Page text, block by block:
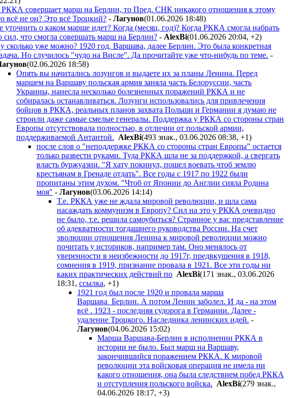
РККА совершает марш на Берлин, то Пред. СНК никакого отношения к этому
всё не он? Это всё Троцкий? - Лaгyнoв(01.06.2026 18:48)
уточнить о каком марше идет? Когда (месяц, год)? Когда РККА смогла набрать
сил, что смогла совершать марш на Берлин? - AlexBi(01.06.2026 20:04, +2)
сколько уже можно? 1920 год, Варшава, далее Берлин. Это была конкретная
Но случилось "чудо на Висле". Да прочитайте уже что-нибудь по теме. -
(02.06.2026 18:58)
Опять вы начитались лозунгов и выдаете их за планы Ленина. Перед
маршем на Варшаву польская армия заняла часть Белоруссии, часть
Украины, нанесла несколько болезненных поражений РККА и не
собиралась останавливаться. Лозунги использовались для привлечения
бойцов в РККА, реальных планов захвата Польши и Германии я думаю не
строили даже самые смелые генералы. Поддержка у РККА со стороны стран
Европы отсутствовала полностью, в отличии от польской армии,
поддерживаемой Антантой. AlexBi(493 знак., 03.06.2026 08:38, +1)
после слов о "неподдержке РККА со стороны стран Европы" остается
только развести руками. Туда РККА шла не за поддержкой, а свергать
власть буржуазии. "Я хату покинул, пошел воевать чтоб землю
крестьянам в Гренаде отдать". Все годы с 1917 по 1922 были
пропитаны этим духом. "Чтоб от Японии до Англии сияла Родина
моя" - Лaгyнoв(03.06.2026 14:14)
Т.е. РККА уже не ждала мировой революции, и шла сама
насаждать коммунизм в Европу? Сил на это у РККА очевидно
не было, т.е. решила самоубиться? Странное у вас представление
об адекватности тогдашнего руководства России. На счет
эволюции отношения Ленина к мировой революции можно
почитать у историков, например там. Оно менялось от
уверенности в неизбежности до 1917г, предвкушения в 1918,
сомнения в 1919, признание провала в 1921. Все эти годы ни
каких практических действий по AlexBi(171 знак., 03.06.2026
18:31 , ссылка, +1)
1921 год был после 1920 и провала марша
Варшава_Берлин. А потом Ленин заболел. И да - на этом
всё . 1923 - последняя судорога в Германии. Далее -
удаление Троцкого. Наследника ленинских идей. -
Лaгyнoв(04.06.2026 15:02)
Марша Варшава-Берлин в исполнении РККА в
истории не было. Был марш на Варшаву,
закончившийся поражением РККА. К мировой
революции эта войсковая операция не имела ни
какого отношения, она была следствием побед РККА
и отступления польского войска. AlexBi(279 знак.,
04.06.2026 18:17, +3)